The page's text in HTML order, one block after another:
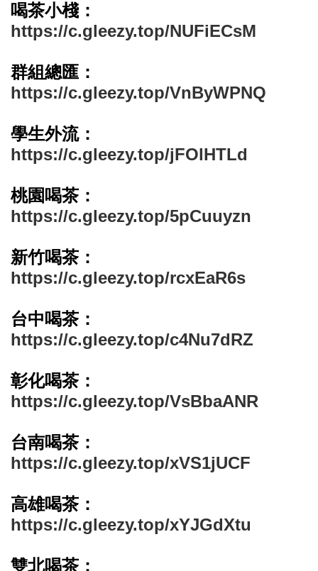
喝茶小棧：
https://c.gleezy.top/NUFiECsM
群組總匯：
https://c.gleezy.top/VnByWPNQ
學生外流：
https://c.gleezy.top/jFOlHTLd
桃園喝茶：
https://c.gleezy.top/5pCuuyzn
新竹喝茶：
https://c.gleezy.top/rcxEaR6s
台中喝茶：
https://c.gleezy.top/c4Nu7dRZ
彰化喝茶：
https://c.gleezy.top/VsBbaANR
台南喝茶：
https://c.gleezy.top/xVS1jUCF
高雄喝茶：
https://c.gleezy.top/xYJGdXtu
雙北喝茶：